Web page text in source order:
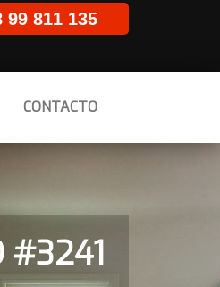
99 811 135
CONTACTO
#3241